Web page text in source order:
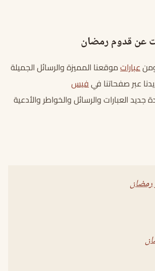
عن قدوم رمضان
عباراتموقعنا المميزة والرسائل الجميلة
عبر صفحاتنا فيفيس
العبارات والرسائل والخواطر والأدعية
رمضان